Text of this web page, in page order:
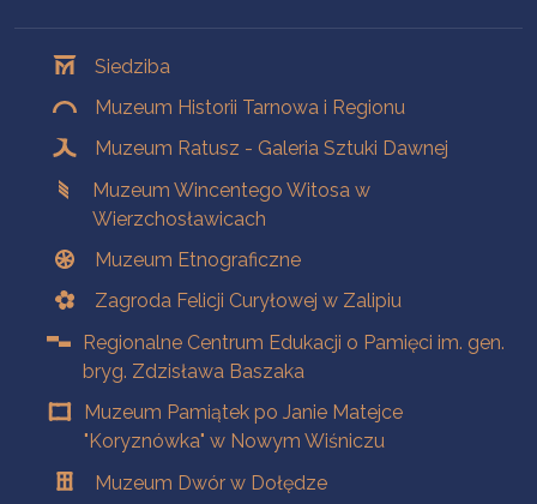
Siedziba
Muzeum Historii Tarnowa i Regionu
Muzeum Ratusz - Galeria Sztuki Dawnej
Muzeum Wincentego Witosa w
Wierzchosławicach
Muzeum Etnograficzne
Zagroda Felicji Curyłowej w Zalipiu
Regionalne Centrum Edukacji o Pamięci im. gen.
bryg. Zdzisława Baszaka
Muzeum Pamiątek po Janie Matejce
"Koryznówka" w Nowym Wiśniczu
Muzeum Dwór w Dołędze